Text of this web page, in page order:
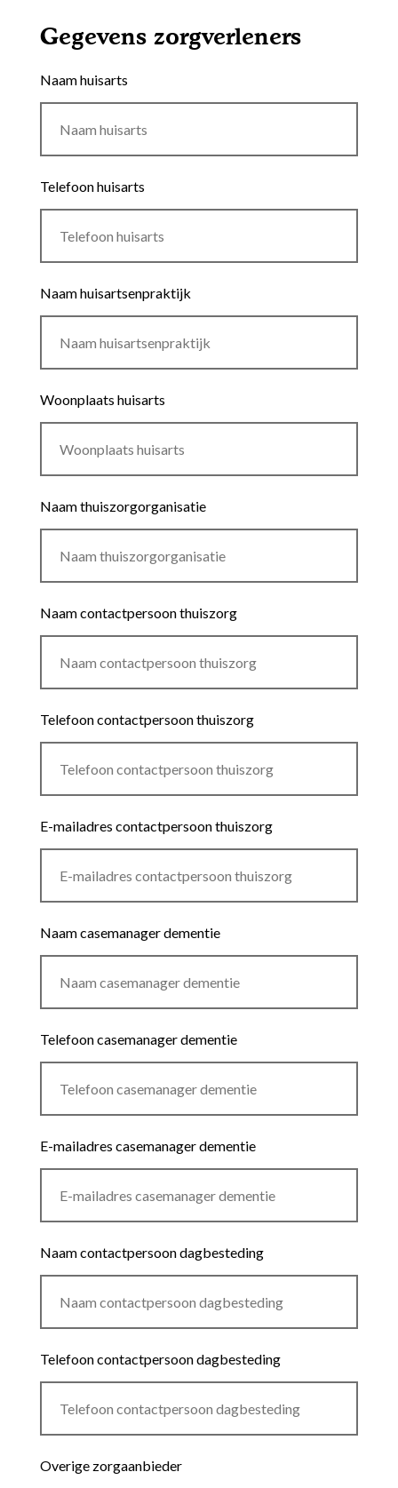
Gegevens zorgverleners
Naam huisarts
Telefoon huisarts
Naam huisartsenpraktijk
Woonplaats huisarts
Naam thuiszorgorganisatie
Naam contactpersoon thuiszorg
Telefoon contactpersoon thuiszorg
E-mailadres contactpersoon thuiszorg
Naam casemanager dementie
Telefoon casemanager dementie
E-mailadres casemanager dementie
Naam contactpersoon dagbesteding
Telefoon contactpersoon dagbesteding
Overige zorgaanbieder